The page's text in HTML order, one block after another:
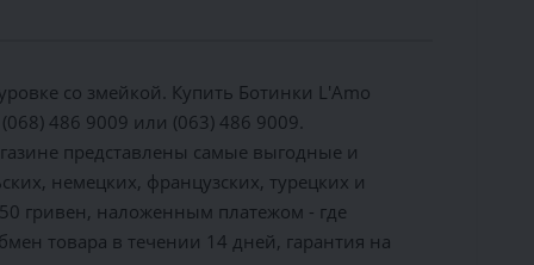
со змейкой. Купить Ботинки L'Amo
486 9009 или (063) 486 9009.
представлены самые выгодные и
немецких, французских, турецких и
гривен, наложенным платежом - где
товара в течении 14 дней, гарантия на